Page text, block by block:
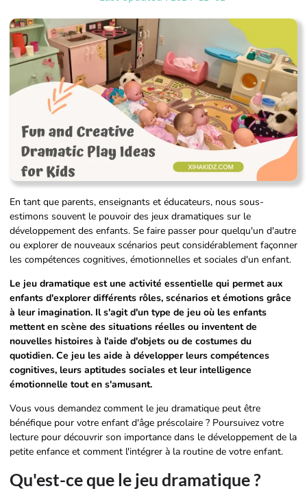
En tant que parents, enseignants et éducateurs, nous sous-
estimons souvent le pouvoir des jeux dramatiques sur le
développement des enfants. Se faire passer pour quelqu'un d'autre
ou explorer de nouveaux scénarios peut considérablement façonner
les compétences cognitives, émotionnelles et sociales d'un enfant.
Le jeu dramatique est une activité essentielle qui permet aux
enfants d'explorer différents rôles, scénarios et émotions grâce
à leur imagination. Il s'agit d'un type de jeu où les enfants
mettent en scène des situations réelles ou inventent de
nouvelles histoires à l'aide d'objets ou de costumes du
quotidien. Ce jeu les aide à développer leurs compétences
cognitives, leurs aptitudes sociales et leur intelligence
émotionnelle tout en s'amusant.
Vous vous demandez comment le jeu dramatique peut être
bénéfique pour votre enfant d'âge préscolaire ? Poursuivez votre
lecture pour découvrir son importance dans le développement de la
petite enfance et comment l'intégrer à la routine de votre enfant.
Qu'est-ce que le jeu dramatique ?